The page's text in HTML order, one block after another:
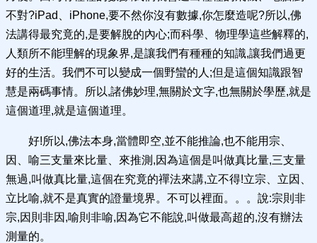
不對?iPad、iPhone,要不然你沒有數據,你怎麼造呢?所以,佛
法講得最究竟的,是要解脫的內心;而科學、物理學這些解釋的,
人類所不能理解的現象界,是讓我們有種種的知識,讓我們過更
好的生活。我們不可以變成一個野蠻的人;但是這個知識跟智
慧是兩碼事情。所以,諸佛妙理,無關於文字,也無關於學歷,就是
這個道理,就是這個道理。
好!所以,佛法本身,當體即空,並不能推論,也不能用宗、
因、喻三支量來比量、來推測,因為這個是叫做真比量,三支量
無過,叫做真比量,這個在究竟的禪法來講,立不得!立宗、立因、
立比喻,就不是真實的證量境界。不可以裡面。。。說:宗則非
宗,因則非因,喻則非喻,因為它不能說,叫做最高超的,沒有辦法
測量的。